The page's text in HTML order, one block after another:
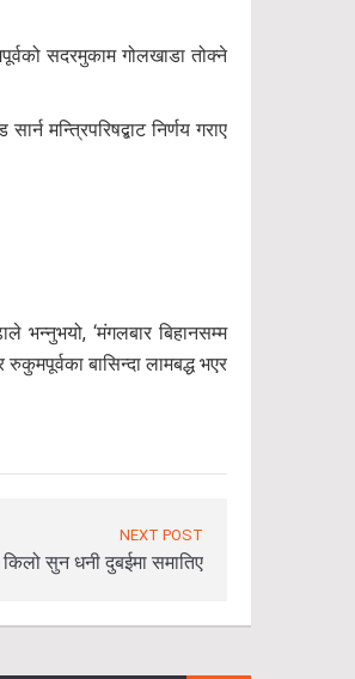
सदरमुकाम गोलखाडा तोक्ने
मन्त्रिपरिषद्बाट निर्णय गराए
भन्नुभयो, ‘मंगलबार बिहानसम्म
बासिन्दा लामबद्ध भएर
NEXT POST
सुन धनी दुबईमा समातिए